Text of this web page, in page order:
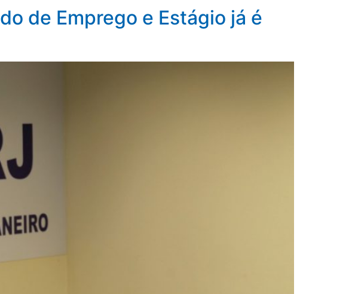
de Emprego e Estágio já é